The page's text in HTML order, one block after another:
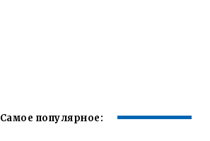
Самое популярное: